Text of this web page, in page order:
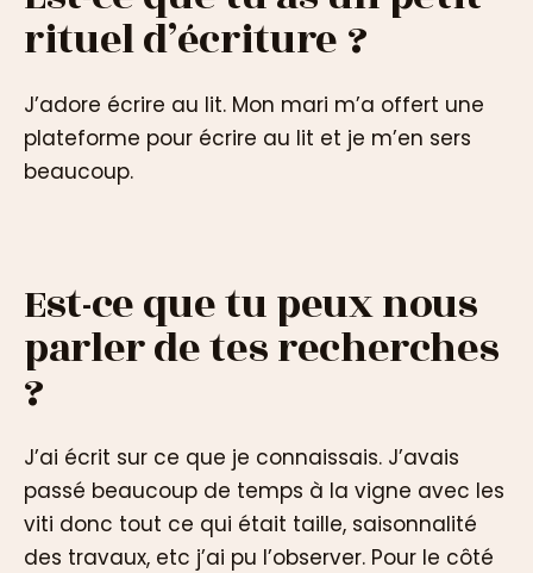
rituel d’écriture ?
J’adore écrire au lit. Mon mari m’a offert une
plateforme pour écrire au lit et je m’en sers
beaucoup.
Est-ce que tu peux nous
parler de tes recherches
?
J’ai écrit sur ce que je connaissais. J’avais
passé beaucoup de temps à la vigne avec les
viti donc tout ce qui était taille, saisonnalité
des travaux, etc j’ai pu l’observer. Pour le côté